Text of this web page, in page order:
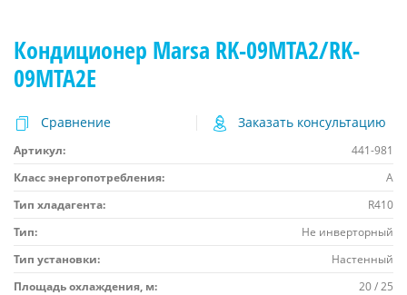
Кондиционер Marsa RK-09MTA2/RK-
09MTA2E
Сравнение Заказать консультацию
Артикул:
441-981
Класс энергопотребления:
A
Тип хладагента:
R410
Тип:
Не инверторный
Тип установки:
Настенный
Площадь охлаждения, м:
20 / 25